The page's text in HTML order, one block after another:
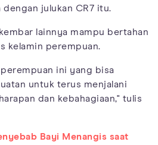
julukan CR7 itu.
lainnya mampu bertahan
kelamin perempuan.
ini yang bisa
untuk terus menjalani
dan kebahagiaan," tulis
Bayi Menangis saat